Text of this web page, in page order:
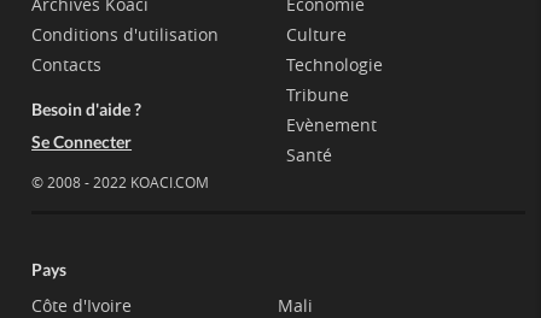
Conditions d'utilisation
Contacts
Besoin d'aide ?
Se Connecter
© 2008 - 2022 KOACI.COM
Culture
Technologie
Tribune
Evènement
Santé
Pays
Côte d'Ivoire
Mali